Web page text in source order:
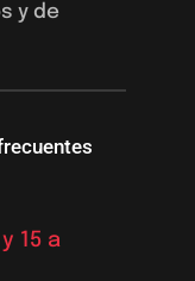
y de
15 a